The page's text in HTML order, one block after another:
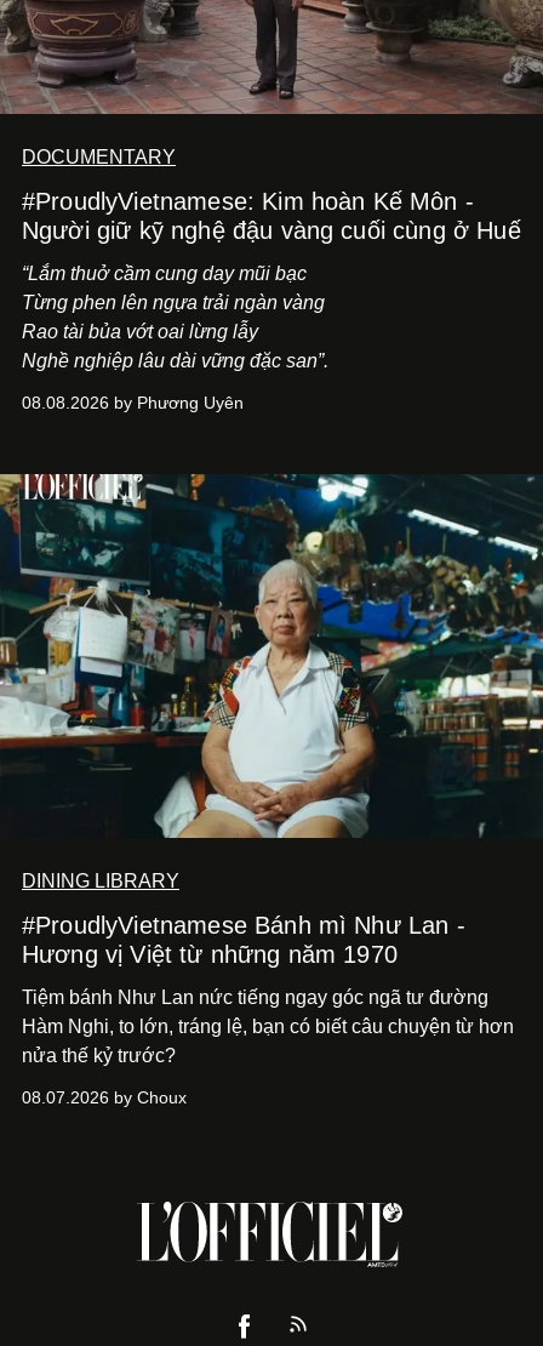
DOCUMENTARY
#ProudlyVietnamese: Kim hoàn Kế Môn -
Người giữ kỹ nghệ đậu vàng cuối cùng ở Huế
“Lắm thuở cầm cung day mũi bạc
Từng phen lên ngựa trải ngàn vàng
Rao tài bủa vớt oai lừng lẫy
Nghề nghiệp lâu dài vững đặc san”.
08.08.2026 by Phương Uyên
DINING LIBRARY
#ProudlyVietnamese Bánh mì Như Lan -
Hương vị Việt từ những năm 1970
Tiệm bánh Như Lan nức tiếng ngay góc ngã tư đường
Hàm Nghi, to lớn, tráng lệ, bạn có biết câu chuyện từ hơn
nửa thế kỷ trước?
08.07.2026 by Choux